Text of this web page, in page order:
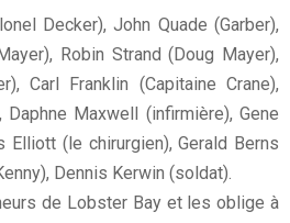
Decker), John Quade (Garber),
Robin Strand (Doug Mayer),
Carl Franklin (Capitaine Crane),
Daphne Maxwell (infirmière), Gene
Elliott (le chirurgien), Gerald Berns
Dennis Kerwin (soldat).
de Lobster Bay et les oblige à